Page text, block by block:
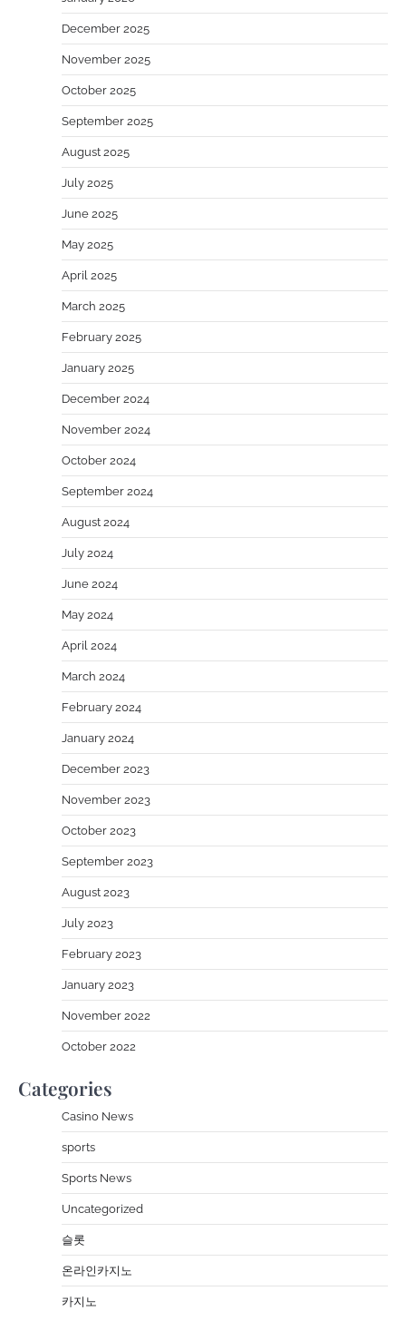
December 2025
November 2025
October 2025
September 2025
August 2025
July 2025
June 2025
May 2025
April 2025
March 2025
February 2025
January 2025
December 2024
November 2024
October 2024
September 2024
August 2024
July 2024
June 2024
May 2024
April 2024
March 2024
February 2024
January 2024
December 2023
November 2023
October 2023
September 2023
August 2023
July 2023
February 2023
January 2023
November 2022
October 2022
Categories
Casino News
sports
Sports News
Uncategorized
슬롯
온라인카지노
카지노